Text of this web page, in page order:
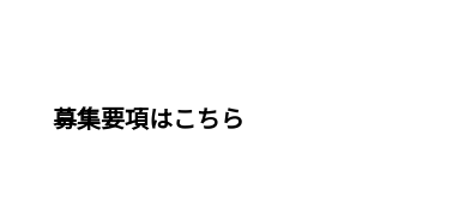
募集要項はこちら